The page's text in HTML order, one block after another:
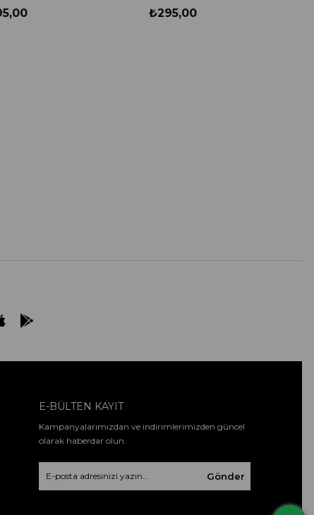
₺295,00
E-BÜLTEN KAYIT
Kampanyalarımızdan ve indirimlerimizden güncel
olarak haberdar olun.
Gönder